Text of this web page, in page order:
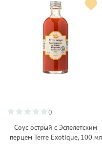
0
Соус острый с Эспелетским
перцем Terre Exotique, 100 мл